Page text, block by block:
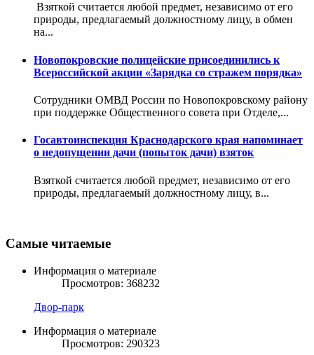
Взяткой считается любой предмет, независимо от его
природы, предлагаемый должностному лицу, в обмен
на...
Новопокровские полицейские присоединились к
Всероссийской акции «Зарядка со стражем порядка»
Сотрудники ОМВД России по Новопокровскому району
при поддержке Общественного совета при Отделе,...
Госавтоинспекция Краснодарского края напоминает
о недопущении дачи (попыток дачи) взяток
Взяткой считается любой предмет, независимо от его
природы, предлагаемый должностному лицу, в...
Самые читаемые
Информация о материале
Просмотров: 368232
Двор-парк
Информация о материале
Просмотров: 290323